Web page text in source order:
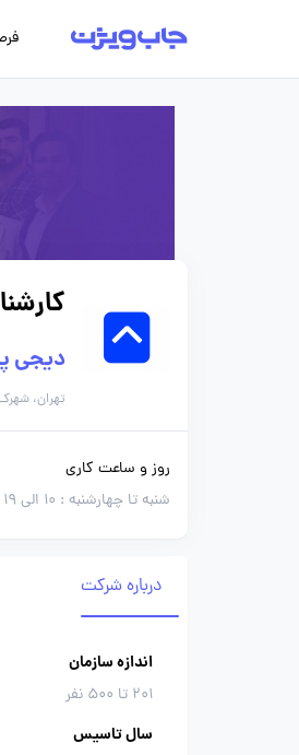
دیجی
تهران،
روز و ساعت کاری
شنبه تا چهارشنبه : 10 الی 19 / پنج شنبه 10 الی 17
درباره شرکت
اندازه سازمان
201 تا 500 نفر
سال تاسیس